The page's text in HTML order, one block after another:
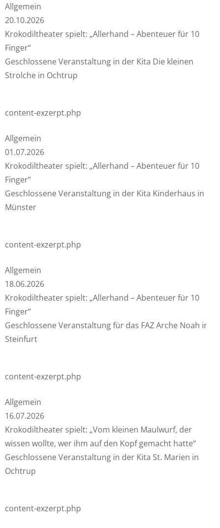
Allgemein
20.10.2026
Krokodiltheater spielt: „Allerhand – Abenteuer für 10
Finger“
Geschlossene Veranstaltung in der Kita Die kleinen
Strolche in Ochtrup
content-exzerpt.php
Allgemein
01.07.2026
Krokodiltheater spielt: „Allerhand – Abenteuer für 10
Finger“
Geschlossene Veranstaltung in der Kita Kinderhaus in
Münster
content-exzerpt.php
Allgemein
18.06.2026
Krokodiltheater spielt: „Allerhand – Abenteuer für 10
Finger“
Geschlossene Veranstaltung für das FAZ Arche Noah in
Steinfurt
content-exzerpt.php
Allgemein
16.07.2026
Krokodiltheater spielt: „Vom kleinen Maulwurf, der
wissen wollte, wer ihm auf den Kopf gemacht hatte“
Geschlossene Veranstaltung in der Kita St. Marien in
Ochtrup
content-exzerpt.php